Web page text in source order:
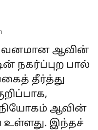
ஆவின்
நகர்ப்புற பால்
தீர்த்து
ஆவின்
உள்ளது. இந்தச்